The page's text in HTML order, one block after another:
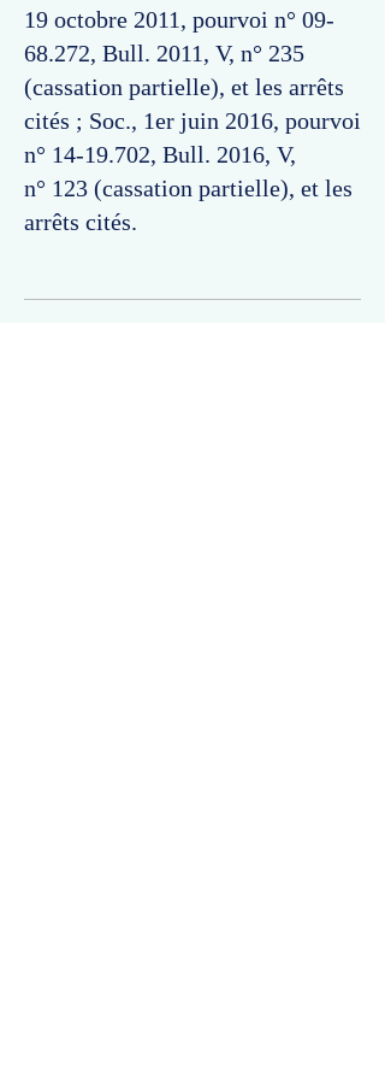
19 octobre 2011, pourvoi n° 09-
68.272, Bull. 2011, V, n° 235
(cassation partielle), et les arrêts
cités ; Soc., 1er juin 2016, pourvoi
n° 14-19.702, Bull. 2016, V,
n° 123 (cassation partielle), et les
arrêts cités.